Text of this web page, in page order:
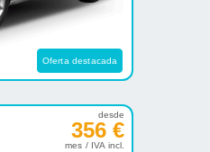
Oferta destacada
desde
356 €
mes / IVA incl.